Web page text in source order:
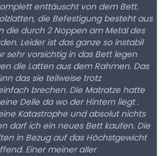
enttäuscht von dem Bett.
die Befestigung besteht aus
die durch 2 Noppen am Metal des
Leider ist das ganze so instabil
sehr vorsichtig in das Bett legen
die Latten aus dem Rahmen. Das
das sie teilweise trotz
brechen. Die Matratze hatte
Delle da wo der Hintern liegt .
Katastrophe und absolut nichts
darf ich ein neues Bett kaufen. Die
in Bezug auf das Höchstgewicht
Einer meiner aller